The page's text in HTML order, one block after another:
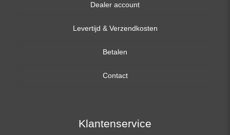
13,3 inch
14,0 inch
15,6 inch
17,3 inch
Dealer account
Levertijd & Verzendkosten
Betalen
Contact
Klantenservice